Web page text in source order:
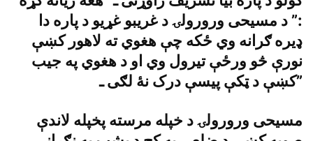
:” د مسيحى ورورولۍ د غريبو غړيو د پاره دا
ډيره ګرانه وي ځکه چې هغوي ته لاهور کښې
نورې څو ورځې تيرول وي او د هغوي په جيب
کښې د ټکې پيسې درک نۀ لګى ـ”
مسيحى ورورولۍ د خپله مرسته پخپله لاندې